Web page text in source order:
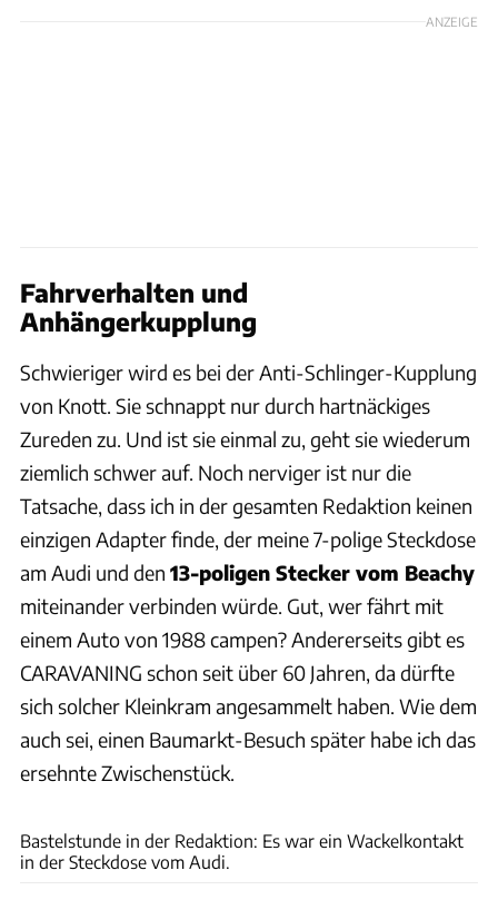
ANZEIGE
Fahrverhalten und
Anhängerkupplung
Schwieriger wird es bei der Anti-Schlinger-Kupplung
von Knott. Sie schnappt nur durch hartnäckiges
Zureden zu. Und ist sie einmal zu, geht sie wiederum
ziemlich schwer auf. Noch nerviger ist nur die
Tatsache, dass ich in der gesamten Redaktion keinen
einzigen Adapter finde, der meine 7-polige Steckdose
am Audi und den 13-poligen Stecker vom Beachy
miteinander verbinden würde. Gut, wer fährt mit
einem Auto von 1988 campen? Andererseits gibt es
CARAVANING schon seit über 60 Jahren, da dürfte
sich solcher Kleinkram angesammelt haben. Wie dem
auch sei, einen Baumarkt-Besuch später habe ich das
ersehnte Zwischenstück.
Bastelstunde in der Redaktion: Es war ein Wackelkontakt
in der Steckdose vom Audi.